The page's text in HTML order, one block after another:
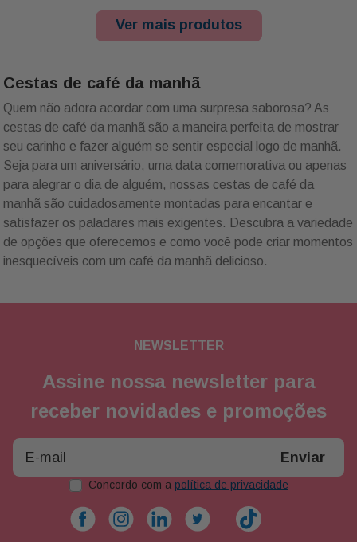
Ver mais produtos
Cestas de café da manhã
Quem não adora acordar com uma surpresa saborosa? As
cestas de café da manhã são a maneira perfeita de mostrar
seu carinho e fazer alguém se sentir especial logo de manhã.
Seja para um aniversário, uma data comemorativa ou apenas
para alegrar o dia de alguém, nossas cestas de café da
manhã são cuidadosamente montadas para encantar e
satisfazer os paladares mais exigentes. Descubra a variedade
de opções que oferecemos e como você pode criar momentos
inesquecíveis com um café da manhã delicioso.
NEWSLETTER
Assine nossa newsletter para
receber novidades e promoções
Enviar
Concordo com a política de privacidade